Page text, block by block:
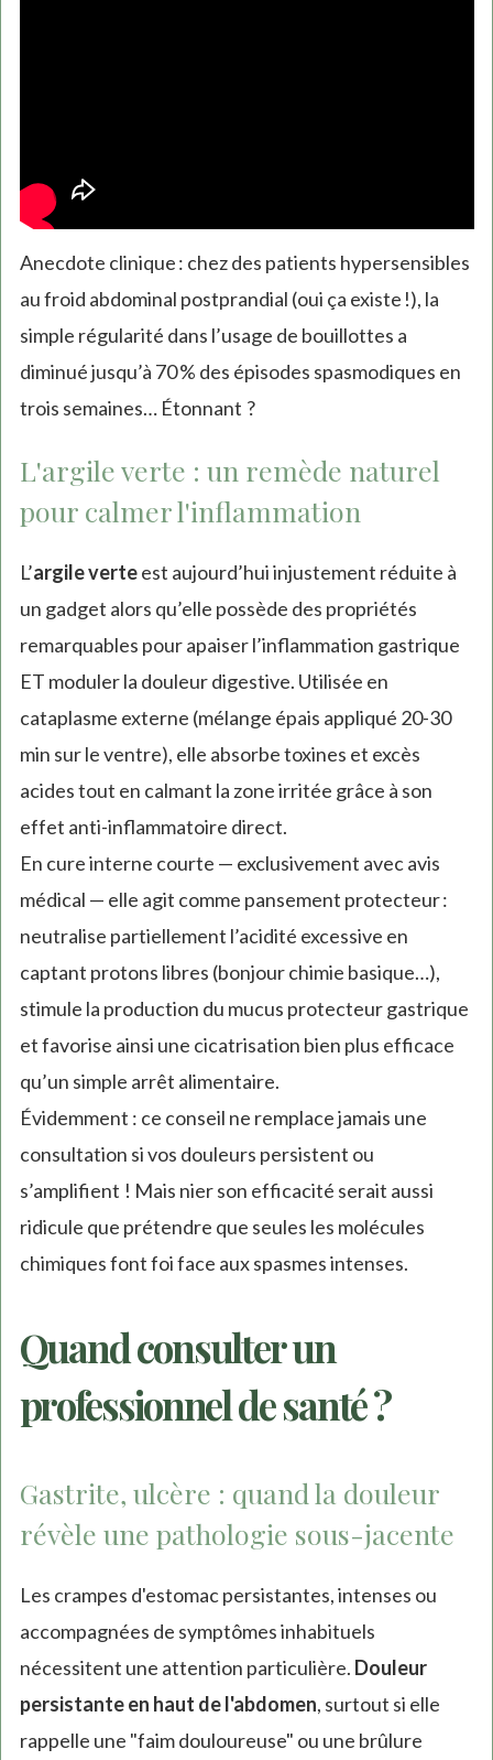
Anecdote clinique : chez des patients hypersensibles
au froid abdominal postprandial (oui ça existe !), la
simple régularité dans l’usage de bouillottes a
diminué jusqu’à 70 % des épisodes spasmodiques en
trois semaines… Étonnant ?
L'argile verte : un remède naturel
pour calmer l'inflammation
L’argile verteest aujourd’hui injustement réduite à
un gadget alors qu’elle possède des propriétés
remarquables pour apaiser l’inflammation gastrique
ET moduler la douleur digestive. Utilisée en
cataplasme externe (mélange épais appliqué 20-30
min sur le ventre), elle absorbe toxines et excès
acides tout en calmant la zone irritée grâce à son
effet anti-inflammatoire direct.
En cure interne courte — exclusivement avec avis
médical — elle agit comme pansement protecteur :
neutralise partiellement l’acidité excessive en
captant protons libres (bonjour chimie basique…),
stimule la production du mucus protecteur gastrique
et favorise ainsi une cicatrisation bien plus efficace
qu’un simple arrêt alimentaire.
Évidemment : ce conseil ne remplace jamais une
consultation si vos douleurs persistent ou
s’amplifient ! Mais nier son efficacité serait aussi
ridicule que prétendre que seules les molécules
chimiques font foi face aux spasmes intenses.
Quand consulter un
professionnel de santé ?
Gastrite, ulcère : quand la douleur
révèle une pathologie sous-jacente
Les crampes d'estomac persistantes, intenses ou
accompagnées de symptômes inhabituels
nécessitent une attention particulière. Douleur
persistante en haut de l'abdomen, surtout si elle
rappelle une "faim douloureuse" ou une brûlure